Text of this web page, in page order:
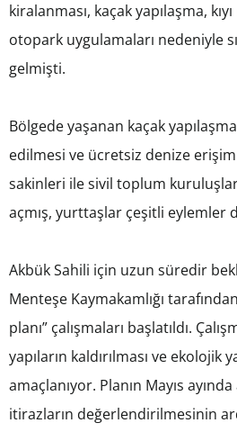
kiralanması, kaçak yapılaşma,
otopark uygulamaları nedeniyle
gelmişti.
Bölgede yaşanan kaçak
edilmesi ve ücretsiz denize
sakinleri ile sivil toplum
açmış, yurttaşlar çeşitli eylemler
Akbük Sahili için uzun süredir
Menteşe Kaymakamlığı
planı” çalışmaları başlatıldı.
yapıların kaldırılması ve ekolojik
amaçlanıyor. Planın Mayıs ayında
itirazların değerlendirilmesinin